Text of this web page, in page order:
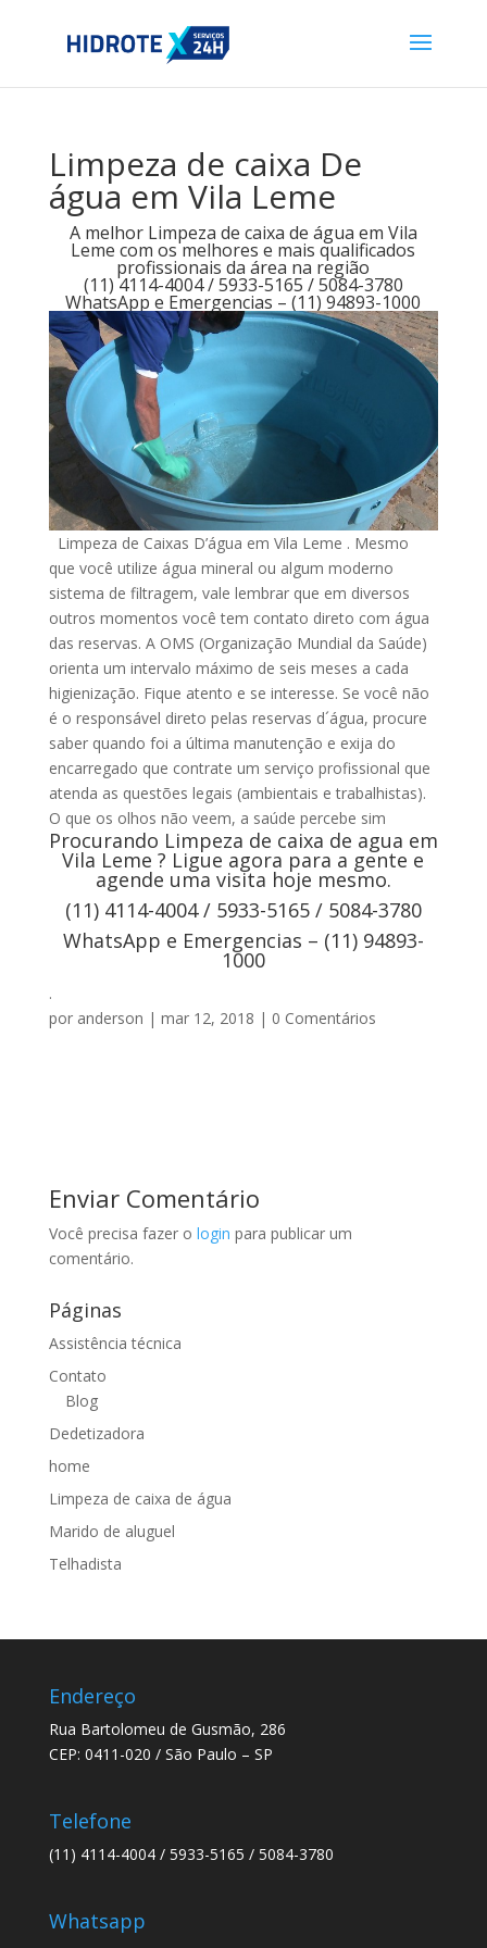
Limpeza de caixa De
água em Vila Leme
A melhor Limpeza de caixa de água em Vila
Leme com os melhores e mais qualificados
profissionais da área na região
(11) 4114-4004 / 5933-5165 / 5084-3780
WhatsApp e Emergencias – (11) 94893-1000
Limpeza de Caixas D’água em Vila Leme . Mesmo
que você utilize água mineral ou algum moderno
sistema de filtragem, vale lembrar que em diversos
outros momentos você tem contato direto com água
das reservas. A OMS (Organização Mundial da Saúde)
orienta um intervalo máximo de seis meses a cada
higienização. Fique atento e se interesse. Se você não
é o responsável direto pelas reservas d´água, procure
saber quando foi a última manutenção e exija do
encarregado que contrate um serviço profissional que
atenda as questões legais (ambientais e trabalhistas).
O que os olhos não veem, a saúde percebe sim
Procurando Limpeza de caixa de agua em
Vila Leme ? Ligue agora para a gente e
agende uma visita hoje mesmo.
(11) 4114-4004 / 5933-5165 / 5084-3780
WhatsApp e Emergencias – (11) 94893-
1000
.
por anderson | mar 12, 2018 | 0 Comentários
Enviar Comentário
Você precisa fazer o login para publicar um
comentário.
Páginas
Assistência técnica
Contato
Blog
Dedetizadora
home
Limpeza de caixa de água
Marido de aluguel
Telhadista
Endereço
Rua Bartolomeu de Gusmão, 286
CEP: 0411-020 / São Paulo – SP
Telefone
(11) 4114-4004 / 5933-5165 / 5084-3780
Whatsapp